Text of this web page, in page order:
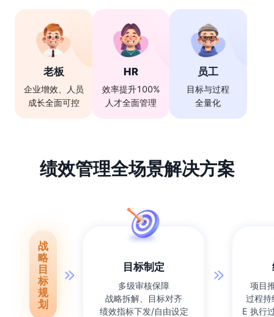
老板
企业增效、人员
成长全面可控
HR
效率提升100%
人才全面管理
员工
目标与过程
全量化
绩效管理全场景解决方案
战
略
目
标
规
划
目标制定
多级审核保障
战略拆解、目标对齐
绩效指标下发/自由设定
项目
过程持
E 执行